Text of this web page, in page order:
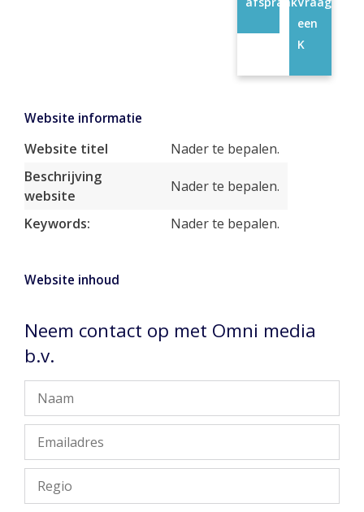
een
K
Website informatie
Website titel
Nader te bepalen.
Beschrijving
website
Nader te bepalen.
Keywords: Nader te bepalen.
Website inhoud
Neem contact op met Omni media
b.v.